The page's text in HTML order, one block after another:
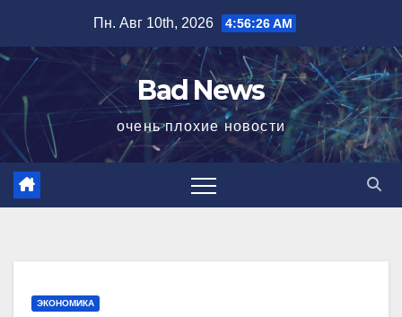
содержимому
Пн. Авг 10th, 2026 4:56:27 AM
Bad News
очень плохие новости
ЭКОНОМИКА